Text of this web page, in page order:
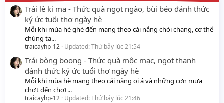
Trái lê ki ma - Thức quà ngọt ngào, bùi béo đánh thức
ký ức tuổi thơ ngày hè
Mỗi khi mùa hè ghé đến mang theo cái nắng chói chang, cơ thể
chúng ta...
traicayhp-12 Updated:Thứ bảy lúc 21:54
Trái bòng boong - Thức quà mộc mạc, ngọt thanh
đánh thức ký ức tuổi thơ ngày hè
Mỗi khi mùa hè mang theo cái nắng oi ả và những cơn mưa
chợt đến chợt...
traicayhp-12 Updated:Thứ bảy lúc 21:46